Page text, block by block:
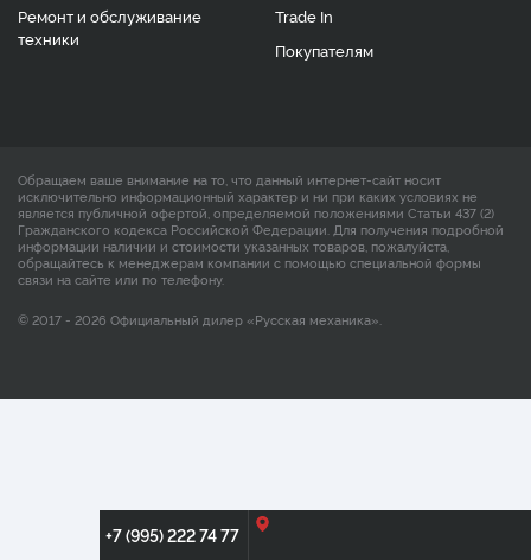
Ремонт и обслуживание
техники
Trade In
Покупателям
+7 (995) 222 74 77
Обращаем ваше внимание на то, что данный интернет-сайт носит
исключительно информационный характер и ни при каких условиях не
является публичной офертой, определяемой положениями Статьи 437 (2)
Гражданского кодекса Российской Федерации. Для получения подробной
информации наличии и стоимости указанных товаров, пожалуйста,
обращайтесь к менеджерам компании с помощью специальной формы
связи на сайте или по телефону.
© 2017 - 2026 Официальный дилер «Русская механика».